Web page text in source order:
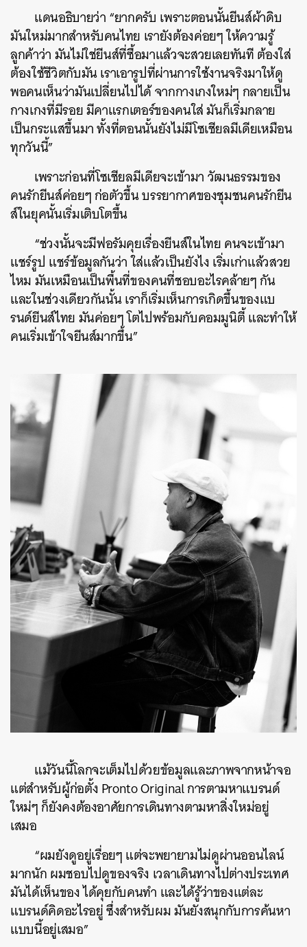
แดนอธิบายว่า “ยากครับ เพราะตอนนั้นยีนส์ผ้าดิบ
มันใหม่มากสำหรับคนไทย เรายังต้องค่อยๆ ให้ความรู้
ลูกค้าว่า มันไม่ใช่ยีนส์ที่ซื้อมาแล้วจะสวยเลยทันที ต้องใส่
ต้องใช้ชีวิตกับมัน เราเอารูปที่ผ่านการใช้งานจริงมาให้ดู
พอคนเห็นว่ามันเปลี่ยนไปได้ จากกางเกงใหม่ๆ กลายเป็น
กางเกงที่มีรอย มีคาแรกเตอร์ของคนใส่ มันก็เริ่มกลาย
เป็นกระแสขึ้นมา ทั้งที่ตอนนั้นยังไม่มีโซเชียลมีเดียเหมือน
ทุกวันนี้”
เพราะก่อนที่โซเชียลมีเดียจะเข้ามา วัฒนธรรมของ
คนรักยีนส์ค่อยๆ ก่อตัวขึ้น บรรยากาศของชุมชนคนรักยีน
ส์ในยุคนั้นเริ่มเติบโตขึ้น
“ช่วงนั้นจะมีฟอรัมคุยเรื่องยีนส์ในไทย คนจะเข้ามา
แชร์รูป แชร์ข้อมูลกันว่า ใส่แล้วเป็นยังไง เริ่มเก่าแล้วสวย
ไหม มันเหมือนเป็นพื้นที่ของคนที่ชอบอะไรคล้ายๆ กัน
และในช่วงเดียวกันนั้น เราก็เริ่มเห็นการเกิดขึ้นของแบ
รนด์ยีนส์ไทย มันค่อยๆ โตไปพร้อมกับคอมมูนิตี้ และทำให้
คนเริ่มเข้าใจยีนส์มากขึ้น”
แม้วันนี้โลกจะเต็มไปด้วยข้อมูลและภาพจากหน้าจอ
แต่สำหรับผู้ก่อตั้ง Pronto Original การตามหาแบรนด์
ใหม่ๆ ก็ยังคงต้องอาศัยการเดินทางตามหาสิ่งใหม่อยู่
เสมอ
“ผมยังดูอยู่เรื่อยๆ แต่จะพยายามไม่ดูผ่านออนไลน์
มากนัก ผมชอบไปดูของจริง เวลาเดินทางไปต่างประเทศ
มันได้เห็นของ ได้คุยกับคนทำ และได้รู้ว่าของแต่ละ
แบรนด์คิดอะไรอยู่ ซึ่งสำหรับผม มันยังสนุกกับการค้นหา
แบบนี้อยู่เสมอ”